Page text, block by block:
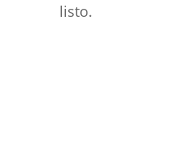
listo.